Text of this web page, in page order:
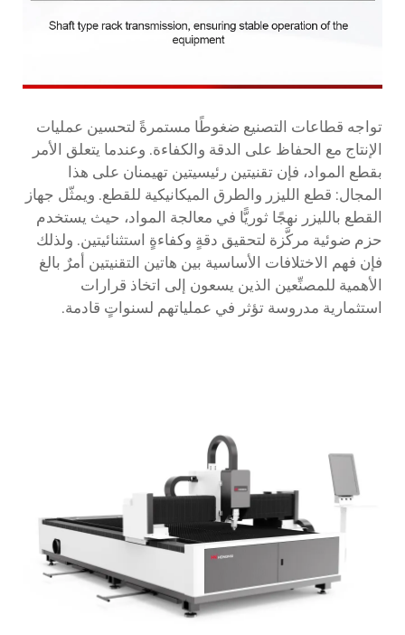
تواجه قطاعات التصنيع ضغوطًا مستمرةً لتحسين عمليات
الإنتاج مع الحفاظ على الدقة والكفاءة. وعندما يتعلق الأمر
بقطع المواد، فإن تقنيتين رئيسيتين تهيمنان على هذا
المجال: قطع الليزر والطرق الميكانيكية للقطع. ويمثّل جهاز
القطع بالليزر نهجًا ثوريًّا في معالجة المواد، حيث يستخدم
حزم ضوئية مركَّزة لتحقيق دقةٍ وكفاءةٍ استثنائيتين. ولذلك
فإن فهم الاختلافات الأساسية بين هاتين التقنيتين أمرٌ بالغ
الأهمية للمصنِّعين الذين يسعون إلى اتخاذ قرارات
استثمارية مدروسة تؤثر في عملياتهم لسنواتٍ قادمة.